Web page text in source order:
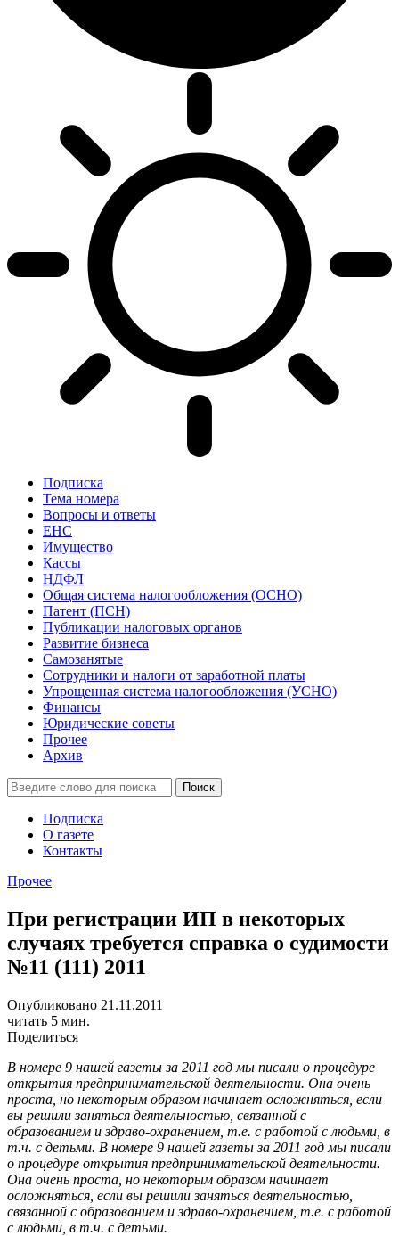
Подписка
Тема номера
Вопросы и ответы
ЕНС
Имущество
Кассы
НДФЛ
Общая система налогообложения (ОСНО)
Патент (ПСН)
Публикации налоговых органов
Развитие бизнеса
Самозанятые
Сотрудники и налоги от заработной платы
Упрощенная система налогообложения (УСНО)
Финансы
Юридические советы
Прочее
Архив
Подписка
О газете
Контакты
Прочее
При регистрации ИП в некоторых
случаях требуется справка о судимости
№11 (111) 2011
Опубликовано 21.11.2011
читать 5 мин.
Поделиться
В номере 9 нашей газеты за 2011 год мы писали о процедуре
открытия предпринимательской деятельности. Она очень
проста, но некоторым образом начинает осложняться, если
вы решили заняться деятельностью, связанной с
образованием и здраво-охранением, т.е. с работой с людьми, в
т.ч. с детьми. В номере 9 нашей газеты за 2011 год мы писали
о процедуре открытия предпринимательской деятельности.
Она очень проста, но некоторым образом начинает
осложняться, если вы решили заняться деятельностью,
связанной с образованием и здраво-охранением, т.е. с работой
с людьми, в т.ч. с детьми.